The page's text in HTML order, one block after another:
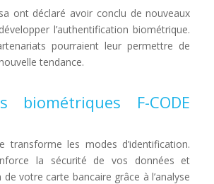
ont déclaré avoir conclu de nouveaux
l’authentification biométrique.
pourraient leur permettre de
tendance.
biométriques F-CODE
transforme les modes d’identification.
la sécurité de vos données et
de votre carte bancaire grâce à l’analyse